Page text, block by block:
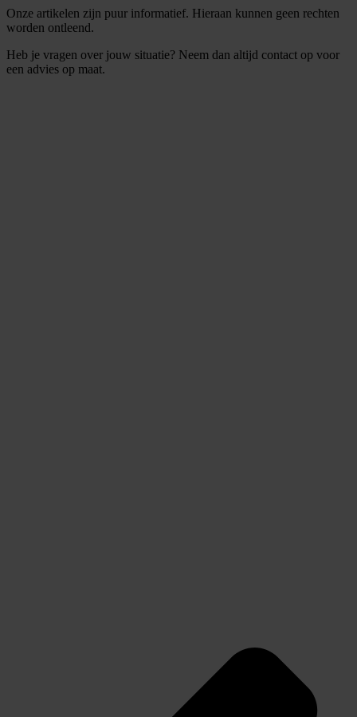
Onze artikelen zijn puur informatief. Hieraan kunnen geen rechten
worden ontleend.
Heb je vragen over jouw situatie? Neem dan altijd contact op voor
een advies op maat.